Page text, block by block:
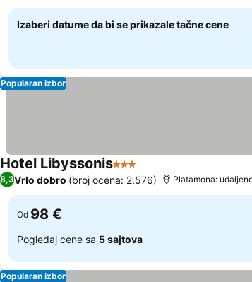
Izaberi datume da bi se prikazale tačne cene
Popularan izbor
Hotel Libyssonis3 Zvezdice
8,3Vrlo dobro (broj ocena: 2.576) Platamona:
Od 98 €
Pogledaj cene sa 5 sajtova
Popularan izbor